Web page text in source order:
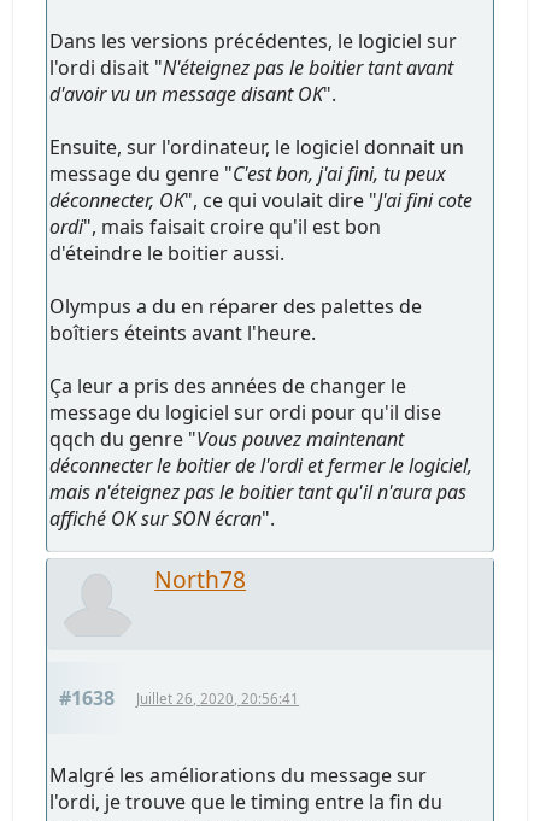
Dans les versions précédentes, le logiciel sur
l'ordi disait "N'éteignez pas le boitier tant avant
d'avoir vu un message disant OK".
Ensuite, sur l'ordinateur, le logiciel donnait un
message du genre "C'est bon, j'ai fini, tu peux
déconnecter, OK", ce qui voulait dire "J'ai fini cote
ordi", mais faisait croire qu'il est bon
d'éteindre le boitier aussi.
Olympus a du en réparer des palettes de
boîtiers éteints avant l'heure.
Ça leur a pris des années de changer le
message du logiciel sur ordi pour qu'il dise
qqch du genre "Vous pouvez maintenant
déconnecter le boitier de l'ordi et fermer le logiciel,
mais n'éteignez pas le boitier tant qu'il n'aura pas
affiché OK sur SON écran".
North78
#1638 Juillet 26, 2020, 20:56:41
Malgré les améliorations du message sur
l'ordi, je trouve que le timing entre la fin du